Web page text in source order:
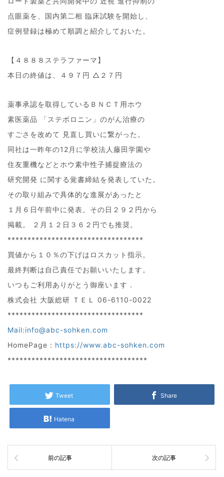
点眼薬を、国内第二相 臨床試験を開始し、
症例登録は極めて順調と紹介しておいた。
【４８８８ステラファーマ】
本日の終値は、４９７円 △２７円
薬事承認を取得しているＢＮＣＴ用ホウ
素医薬品 「ステボロニン」のがん治療の
すごさを改めて 見直し買いに繋がった。
同社は一昨年の12月に学校法人藤田学園や
住友重機などとホウ素中性子捕捉療法の
研究開発 に関する覚書締結を発表していた。
その取り組みで具体的な進展があったと
１月６日午前中に発表。その日２９２円から
掲載。 ２月１２日３６２円でも推奨。
**********************************
買値から１０％の下げはロスカット指示。
最終判断は自己責任でお願いいたします。
いつもご利用ありがとう御座います．
株式会社 大阪総研 ＴＥＬ 06-6110-0022
**********************************
Mail:info@abc-sohken.com
HomePage : https://www.abc-sohken.com
***********************************
Tweet Share
Hatena
前の記事 次の記事